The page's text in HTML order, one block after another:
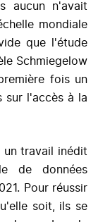
aucun n'avait
mondiale
que l'étude
Schmiegelow
fois un
sur l'accès à la
un travail inédit
de données
Pour réussir
soit, ils se